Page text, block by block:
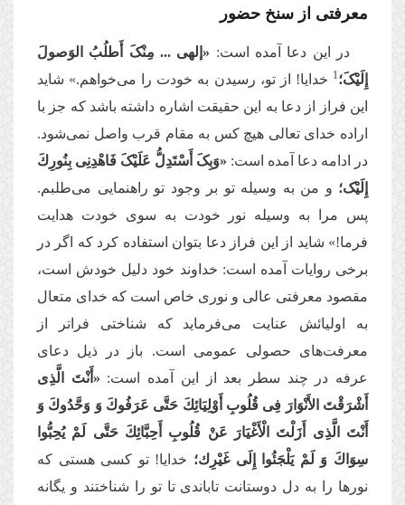
معرفتی از سنخ حضور
در این دعا آمده است: «إلهی ... مِنْکَ أَطلُبُ الوَصولَ
إِلَیْکَ؛1 خدایا! از تو، رسیدن به خودت را می‌خواهم.» شاید
این فراز از دعا به این حقیقت اشاره داشته باشد که جز با
اراده خدای تعالی هیچ کس به مقام قرب واصل نمی‌شود.
در ادامه دعا آمده است: «وَبِکَ أَسْتَدِلُّ عَلَیْکَ فَاهْدِنِی بِنُورِكَ
إِلَیْک؛ و من به وسیله تو بر وجود تو راهنمایی می‌طلبم.
پس مرا به وسیله نور خودت به سوی خودت هدایت
فرما!» شاید از این فراز دعا بتوان استفاده کرد که اگر در
برخی روایات آمده است: خداوند خود دلیل خودش است،
مقصود معرفتی عالی و نوری خاص است که خدای متعال
به اولیائش عنایت می‌فرماید که شناختی فراتر از
معرفت‌های حصولی عمومی است. باز در ذیل دعای
عرفه در چند سطر بعد از این آمده است: «أَنْتَ الَّذِی
أَشْرَقْتَ الأَنْوَارَ فِی قُلُوبِ أَوْلِیَائِكَ حَتَّى عَرَفُوكَ وَ وَحَّدُوكَ وَ
أَنْتَ الَّذِی أَزَلْتَ الْأَغْیَارَ عَنْ قُلُوبِ أَحِبَّائِكَ حَتَّى لَمْ یُحِبُّوا
سِوَاكَ وَ لَمْ یَلْجَئُوا إِلَى غَیْرِك؛ خدایا! تو کسی هستی که
نورها را به دل دوستانت تاباندی تا تو را شناختند و یگانه